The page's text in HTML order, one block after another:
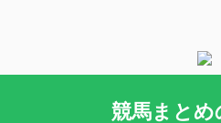
競馬まとめ